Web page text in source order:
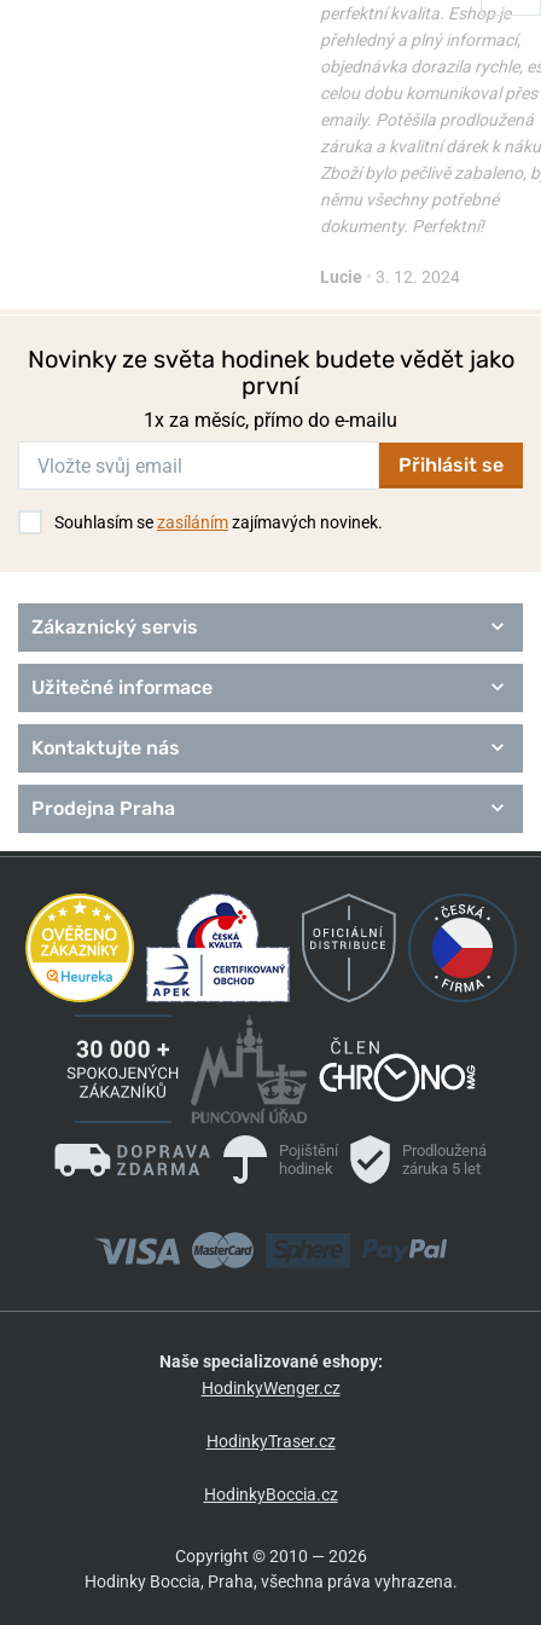
perfektní kvalita. Eshop je
přehledný a plný informací,
objednávka dorazila rychle,
celou dobu komunikoval přes
emaily. Potěšila prodloužená
záruka a kvalitní dárek k
Zboží bylo pečlivě zabaleno,
němu všechny potřebné
dokumenty. Perfektní!
Lucie • 3. 12. 2024
Novinky ze světa hodinek budete vědět jako
první
1x za měsíc, přímo do e-mailu
Přihlásit se
Souhlasím sezasílánímzajímavých novinek.
Zákaznický servis
Užitečné informace
Kontaktujte nás
Prodejna Praha
Pojištění
hodinek
Prodloužená
záruka 5 let
Naše specializované eshopy:
HodinkyWenger.cz
HodinkyTraser.cz
HodinkyBoccia.cz
Copyright © 2010 — 2026
Hodinky Boccia, Praha, všechna práva vyhrazena.